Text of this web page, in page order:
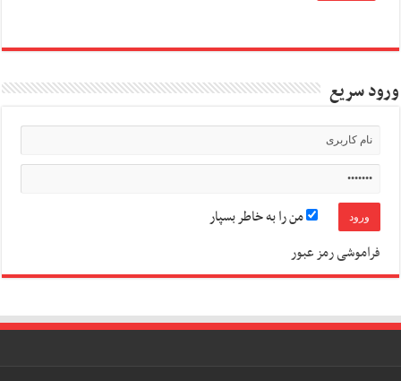
ورود سریع
من را به خاطر بسپار
فراموشی رمز عبور